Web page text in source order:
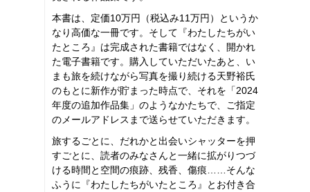
本書は、定価10万円（税込み11万円）というか
なり高価な一冊です。そして『わたしたちがい
たところ』は完成された書籍ではなく、開かれ
た電子書籍です。購入していただいたあと、い
まも旅を続けながら写真を撮り続ける天野裕氏
のもとに新作が貯まった時点で、それを「2024
年度の追加作品集」のようなかたちで、ご指定
のメールアドレスまで送らせていただきます。
旅するごとに、だれかと出会いシャッターを押
すごとに、読者のみなさんと一緒に拡がりつづ
ける時間と空間の痕跡、残香、傷痕……そんな
ふうに『わたしたちがいたところ』とお付き合